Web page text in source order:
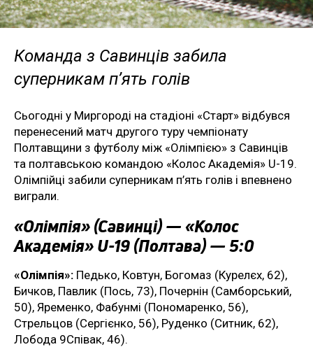
Команда з Савинців забила
суперникам п’ять голів
Сьогодні у Миргороді на стадіоні «Старт» відбувся
перенесений матч другого туру чемпіонату
Полтавщини з футболу між «Олімпією» з Савинців
та полтавською командою «Колос Академія» U-19.
Олімпійці забили суперникам п’ять голів і впевнено
виграли.
«Олімпія» (Савинці) — «Колос
Академія» U-19 (Полтава) — 5:0
«Олімпія»: Педько, Ковтун, Богомаз (Курелєх, 62),
Бичков, Павлик (Пось, 73), Почернін (Самборський,
50), Яременко, Фабунмі (Пономаренко, 56),
Стрельцов (Сергієнко, 56), Руденко (Ситник, 62),
Лобода 9Співак, 46).